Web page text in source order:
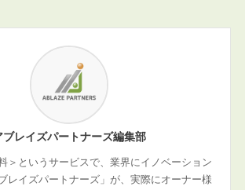
ブレイズパートナーズ編集部
＞というサービスで、業界にイノベーション
レイズパートナーズ」が、実際にオーナー様